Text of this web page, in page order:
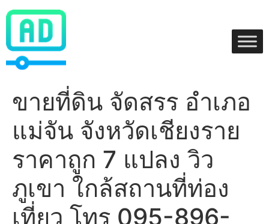
Skip
content
ขายที่ดิน จัดสรร อำเภอ
แม่จัน จังหวัดเชียงราย
ราคาถูก 7 แปลง วิว
ภูเขา ใกล้สถานที่ท่อง
เที่ยว โทร 095-896-